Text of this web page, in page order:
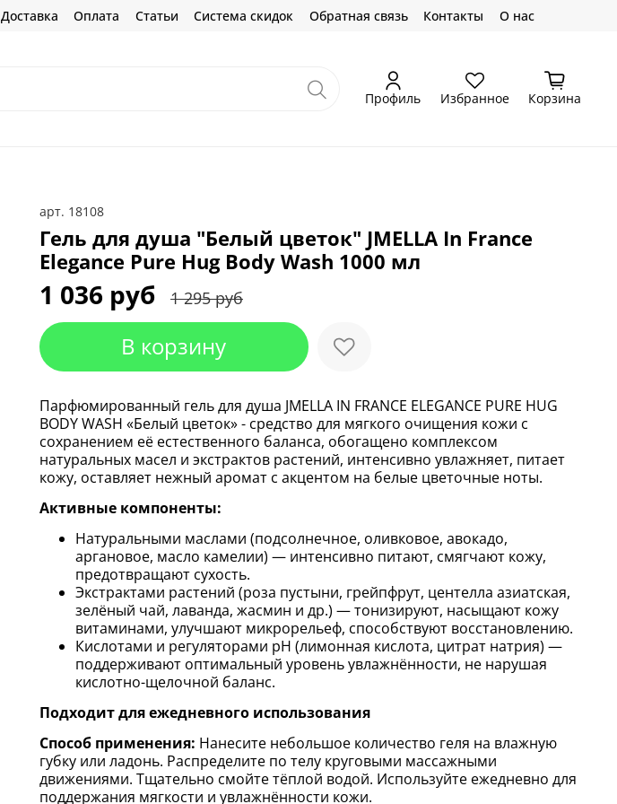
Доставка Оплата Статьи Система скидок Обратная связь Контакты О нас
Профиль Избранное Корзина
арт. 18108
Гель для душа "Белый цветок" JMELLA In France
Elegance Pure Hug Body Wash 1000 мл
1 036 руб 1 295 руб
В корзину
Парфюмированный гель для душа JMELLA IN FRANCE ELEGANCE PURE HUG
BODY WASH «Белый цветок» - средство для мягкого очищения кожи с
сохранением её естественного баланса, обогащено комплексом
натуральных масел и экстрактов растений, интенсивно увлажняет, питает
кожу, оставляет нежный аромат с акцентом на белые цветочные ноты.
Активные компоненты:
Натуральными маслами (подсолнечное, оливковое, авокадо,
аргановое, масло камелии) — интенсивно питают, смягчают кожу,
предотвращают сухость.
Экстрактами растений (роза пустыни, грейпфрут, центелла азиатская,
зелёный чай, лаванда, жасмин и др.) — тонизируют, насыщают кожу
витаминами, улучшают микрорельеф, способствуют восстановлению.
Кислотами и регуляторами pH (лимонная кислота, цитрат натрия) —
поддерживают оптимальный уровень увлажнённости, не нарушая
кислотно-щелочной баланс.
Подходит для ежедневного использования
Способ применения: Нанесите небольшое количество геля на влажную
губку или ладонь. Распределите по телу круговыми массажными
движениями. Тщательно смойте тёплой водой. Используйте ежедневно для
поддержания мягкости и увлажнённости кожи.